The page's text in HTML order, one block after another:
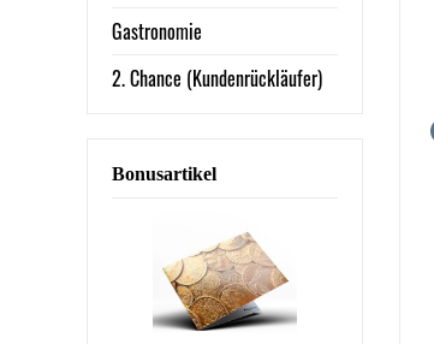
Gastronomie
2. Chance (Kundenrückläufer)
Bonusartikel